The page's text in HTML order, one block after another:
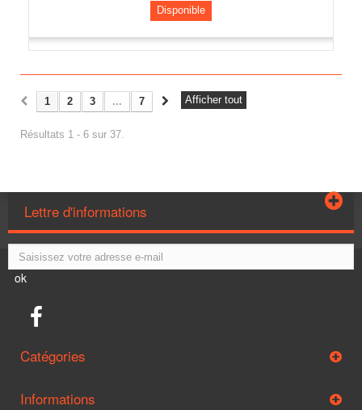
Disponible
Afficher tout
1 2 3 ... 7
Résultats 1 - 6 sur 37.
Lettre d'informations
ok
Catégories
Informations